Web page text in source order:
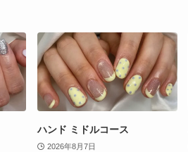
ハンド ミドルコース
2026年8月7日